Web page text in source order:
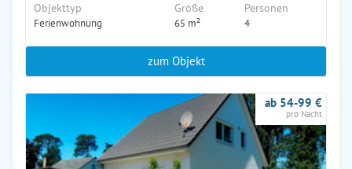
Objekttyp
Ferienwohnung
Größe
65 m²
Personen
4
zum Objekt
ab 54-99 €
pro Nacht